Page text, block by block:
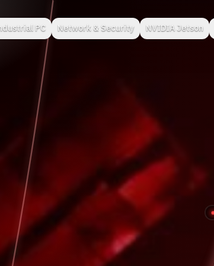
PC Network & Security NVIDIA Jetson